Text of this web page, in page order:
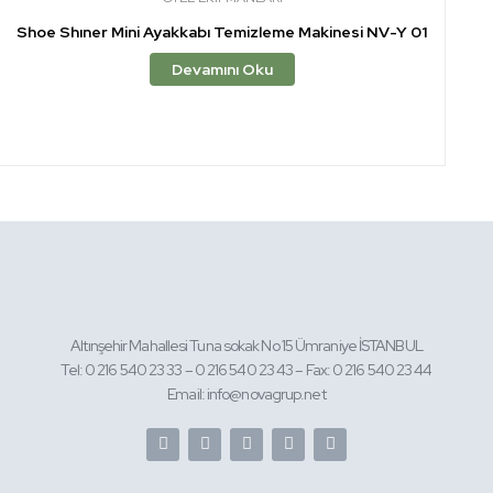
Shoe Shıner Mini Ayakkabı Temizleme Makinesi NV-Y 01
Devamını Oku
Altınşehir Mahallesi Tuna sokak No 15 Ümraniye İSTANBUL
Tel: 0 216 540 23 33 – 0 216 540 23 43 – Fax: 0 216 540 23 44
Email: info@novagrup.net